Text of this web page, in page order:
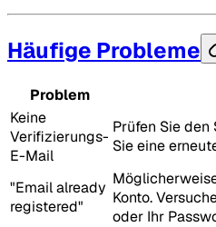
Häufige Probleme
Problem
Keine
Verifizierungs-
E-Mail
Prüfen Sie
Sie eine
"Email already
registered"
Konto.
oder Ihr